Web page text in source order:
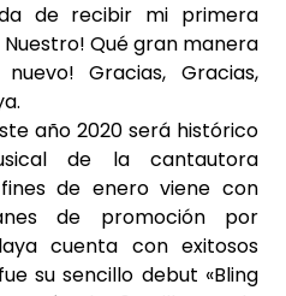
de recibir mi primera
Qué gran manera
Gracias, Gracias,
año 2020 será histórico
de la cantautora
de enero viene con
de promoción por
cuenta con exitosos
su sencillo debut «Bling